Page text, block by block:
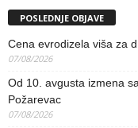
POSLEDNJE OBJAVE
Cena evrodizela viša za
07/08/2026
Od 10. avgusta izmena
Požarevac
07/08/2026